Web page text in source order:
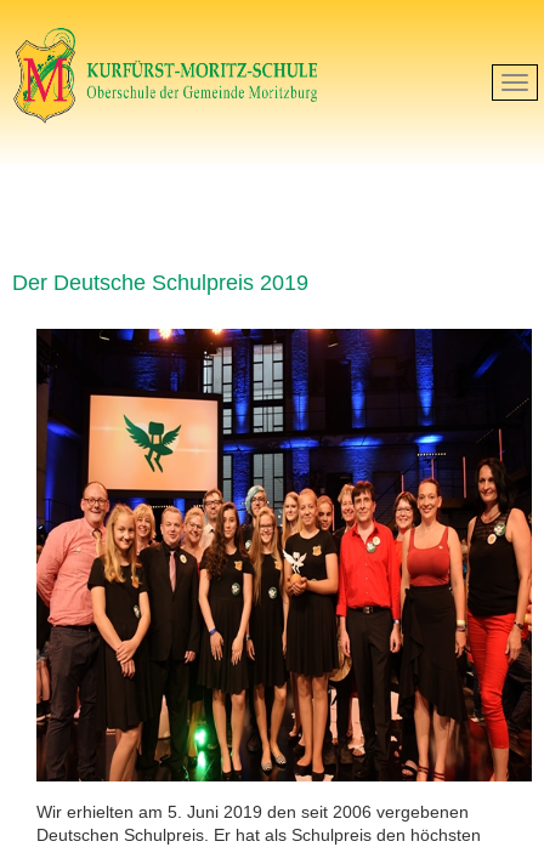
Der Deutsche Schulpreis 2019
Wir erhielten am 5. Juni 2019 den seit 2006 vergebenen
Deutschen Schulpreis. Er hat als Schulpreis den höchsten